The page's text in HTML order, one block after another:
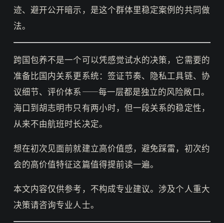
迹、避开公开暗示，是这个群体里稳定案例的共同做
法。
跨国包养不是一个可以凭感觉试水的决策，它需要的
准备比国内关系更系统：签证节奏、隐私工具链、协
议细节、评价体系——每一层都是独立的风险敞口。
海口到胡志明市只有两小时，但一段关系的稳定性，
从来不由航班时长决定。
想在初次见面前就建立高价值感，避免踩雷，初次约
会的高价值特征这篇值得提前读一遍。
本文内容仅供参考，不构成专业建议。涉及个人重大
决策请咨询专业人士。